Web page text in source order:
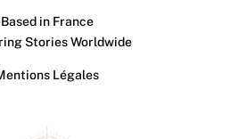
Based in France
Stories Worldwide
Légales